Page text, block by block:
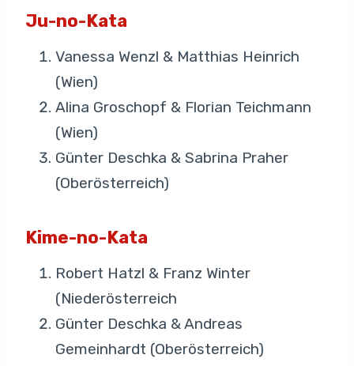
Ju-no-Kata
Vanessa Wenzl & Matthias Heinrich
(Wien)
Alina Groschopf & Florian Teichmann
(Wien)
Günter Deschka & Sabrina Praher
(Oberösterreich)
Kime-no-Kata
Robert Hatzl & Franz Winter
(Niederösterreich
Günter Deschka & Andreas
Gemeinhardt (Oberösterreich)